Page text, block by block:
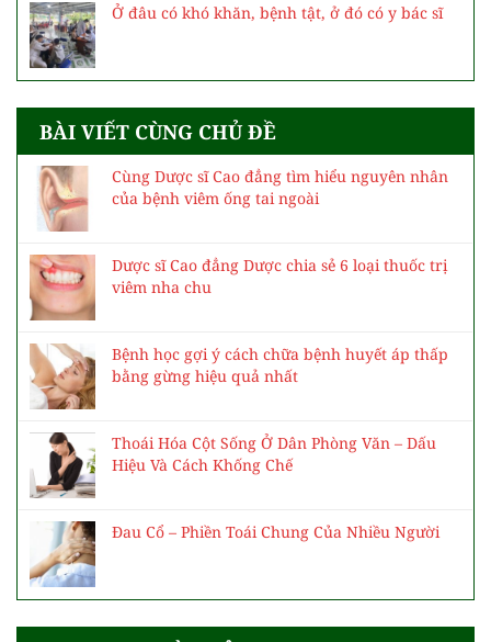
Ở đâu có khó khăn, bệnh tật, ở đó có y bác sĩ
BÀI VIẾT CÙNG CHỦ ĐỀ
Cùng Dược sĩ Cao đẳng tìm hiểu nguyên nhân
của bệnh viêm ống tai ngoài
Dược sĩ Cao đẳng Dược chia sẻ 6 loại thuốc trị
viêm nha chu
Bệnh học gợi ý cách chữa bệnh huyết áp thấp
bằng gừng hiệu quả nhất
Thoái Hóa Cột Sống Ở Dân Phòng Văn – Dấu
Hiệu Và Cách Khống Chế
Đau Cổ – Phiền Toái Chung Của Nhiều Người